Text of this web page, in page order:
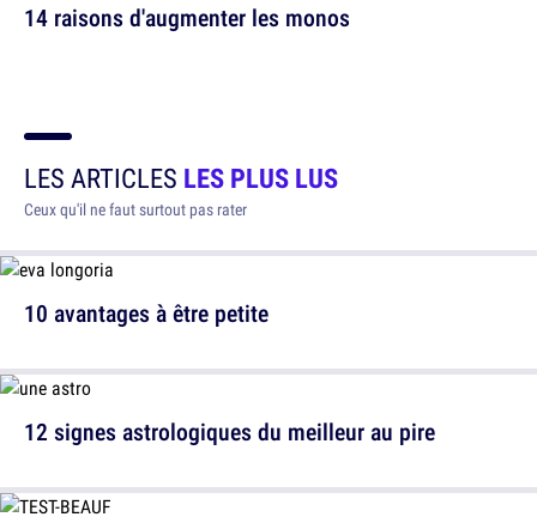
14 raisons d'augmenter les monos
LES ARTICLES LES PLUS LUS
Ceux qu'il ne faut surtout pas rater
10 avantages à être petite
12 signes astrologiques du meilleur au pire